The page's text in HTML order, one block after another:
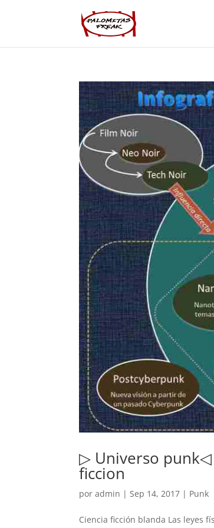
▷ Universo punk◁
ficcion
poradmin | Sep 14, 2017 | Punk
Ciencia ficción blanda Las leyes